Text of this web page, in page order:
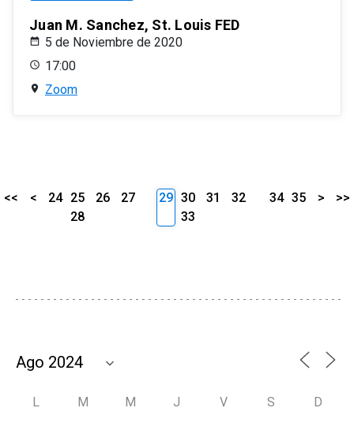
Juan M. Sanchez, St. Louis FED
5 de Noviembre de 2020
17:00
Zoom
<< < 24 25 26
27
28
29 30 31
32
33
34 35 > >>
L M M J V S D